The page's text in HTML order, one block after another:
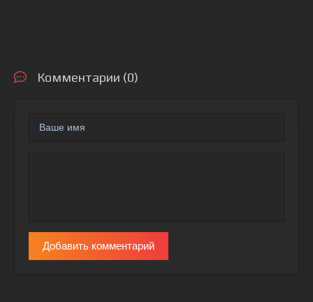
Комментарии (0)
Добавить комментарий